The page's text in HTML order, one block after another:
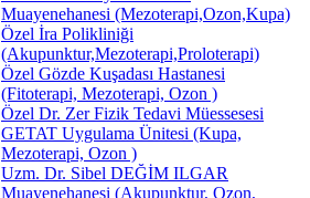
Muayenehanesi (Mezoterapi,Ozon,Kupa)
Özel İra Polikliniği
(Akupunktur,Mezoterapi,Proloterapi)
Özel Gözde Kuşadası Hastanesi
(Fitoterapi, Mezoterapi, Ozon )
Özel Dr. Zer Fizik Tedavi Müessesesi
GETAT Uygulama Ünitesi (Kupa,
Mezoterapi, Ozon )
Uzm. Dr. Sibel DEĞİM ILGAR
Muayenehanesi (Akupunktur, Ozon,